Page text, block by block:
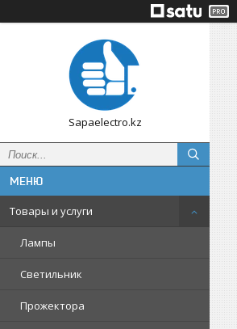
Sapaelectro.kz
Товары и услуги
Лампы
Светильник
Прожектора